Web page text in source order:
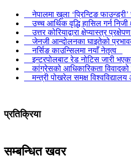
नेपालमा खुला ‘प्रिन्टिङ
उच्च आर्थिक वृद्धि हासिल गर्न निजी
उत्तर कोरियाद्वारा क्षेप्यास्त्र
जेनजी आन्दोलनका घाइतेको
नर्सिङ काउन्सिलमा नयाँ नेतृत्व
इन्टरपोलबाट रेड नोटिस जारी
कांग्रेसको आधिकारिकता
मन्त्री पोखरेल समक्ष
प्रतिक्रिया
सम्बन्धित खवर